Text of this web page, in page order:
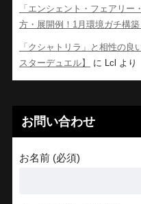
「エンシェント・フェアリー
方・展開例！1月環境ガチ構築
「クシャトリラ」と相性の良
スターデュエル】
に Lcl より
お問い合わせ
お名前 (必須)